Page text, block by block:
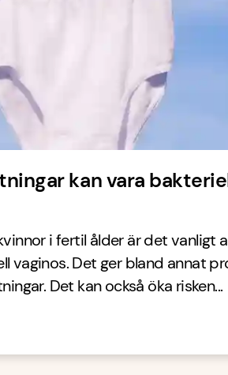
kan vara
i fertil ålder är det vanligt
vaginos. Det ger bland annat
Det kan också öka risken...